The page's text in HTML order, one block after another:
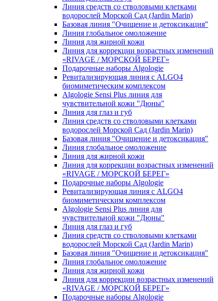
Линия средств со стволовыми клетками
водорослей Морской Сад (Jardin Marin)
Базовая линия "Очищение и детоксикация"
Линия глобальное омоложение
Линия для жирной кожи
Линия для коррекции возрастных изменений
«RIVAGE / МОРСКОЙ БЕРЕГ»
Подарочные наборы Algologie
Ревитализирующая линия с ALGO4
биомиметическим комплексом
Algologie Sensi Plus линия для
чувcтвительной кожи "Дюны"
Линия для глаз и губ
Линия средств со стволовыми клетками
водорослей Морской Сад (Jardin Marin)
Базовая линия "Очищение и детоксикация"
Линия глобальное омоложение
Линия для жирной кожи
Линия для коррекции возрастных изменений
«RIVAGE / МОРСКОЙ БЕРЕГ»
Подарочные наборы Algologie
Ревитализирующая линия с ALGO4
биомиметическим комплексом
Algologie Sensi Plus линия для
чувcтвительной кожи "Дюны"
Линия для глаз и губ
Линия средств со стволовыми клетками
водорослей Морской Сад (Jardin Marin)
Базовая линия "Очищение и детоксикация"
Линия глобальное омоложение
Линия для жирной кожи
Линия для коррекции возрастных изменений
«RIVAGE / МОРСКОЙ БЕРЕГ»
Подарочные наборы Algologie